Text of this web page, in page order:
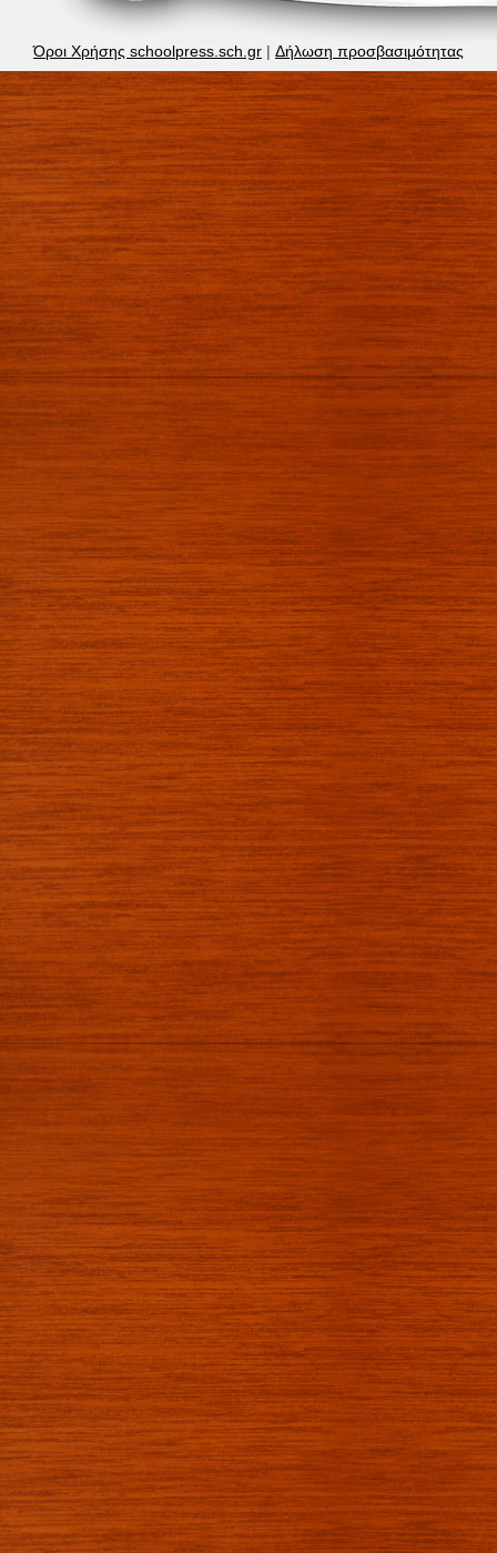
Όροι Χρήσης schoolpress.sch.gr | Δήλωση προσβασιμότητας